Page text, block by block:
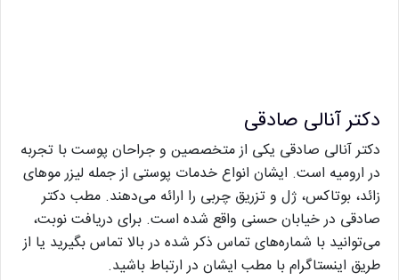
دکتر آنالی صادقی
دکتر آنالی صادقی یکی از متخصصین و جراحان پوست با تجربه
در ارومیه است. ایشان انواع خدمات پوستی از جمله لیزر موهای
زائد، بوتاکس، ژل و تزریق چربی را ارائه می‌دهند. مطب دکتر
صادقی در خیابان حسنی واقع شده است. برای دریافت نوبت،
می‌توانید با شماره‌های تماس ذکر شده در بالا تماس بگیرید یا از
طریق اینستاگرام با مطب ایشان در ارتباط باشید.